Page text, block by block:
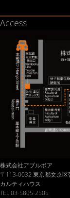
Access
株式会社アブルボア
〒113-0032 東京都文京
カルティハウス
TEL 03-5805-2505